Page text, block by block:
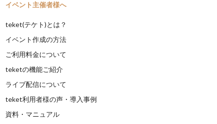
イベント主催者様へ
teket(テケト)とは？
イベント作成の方法
ご利用料金について
teketの機能ご紹介
ライブ配信について
teket利用者様の声・導入事例
資料・マニュアル